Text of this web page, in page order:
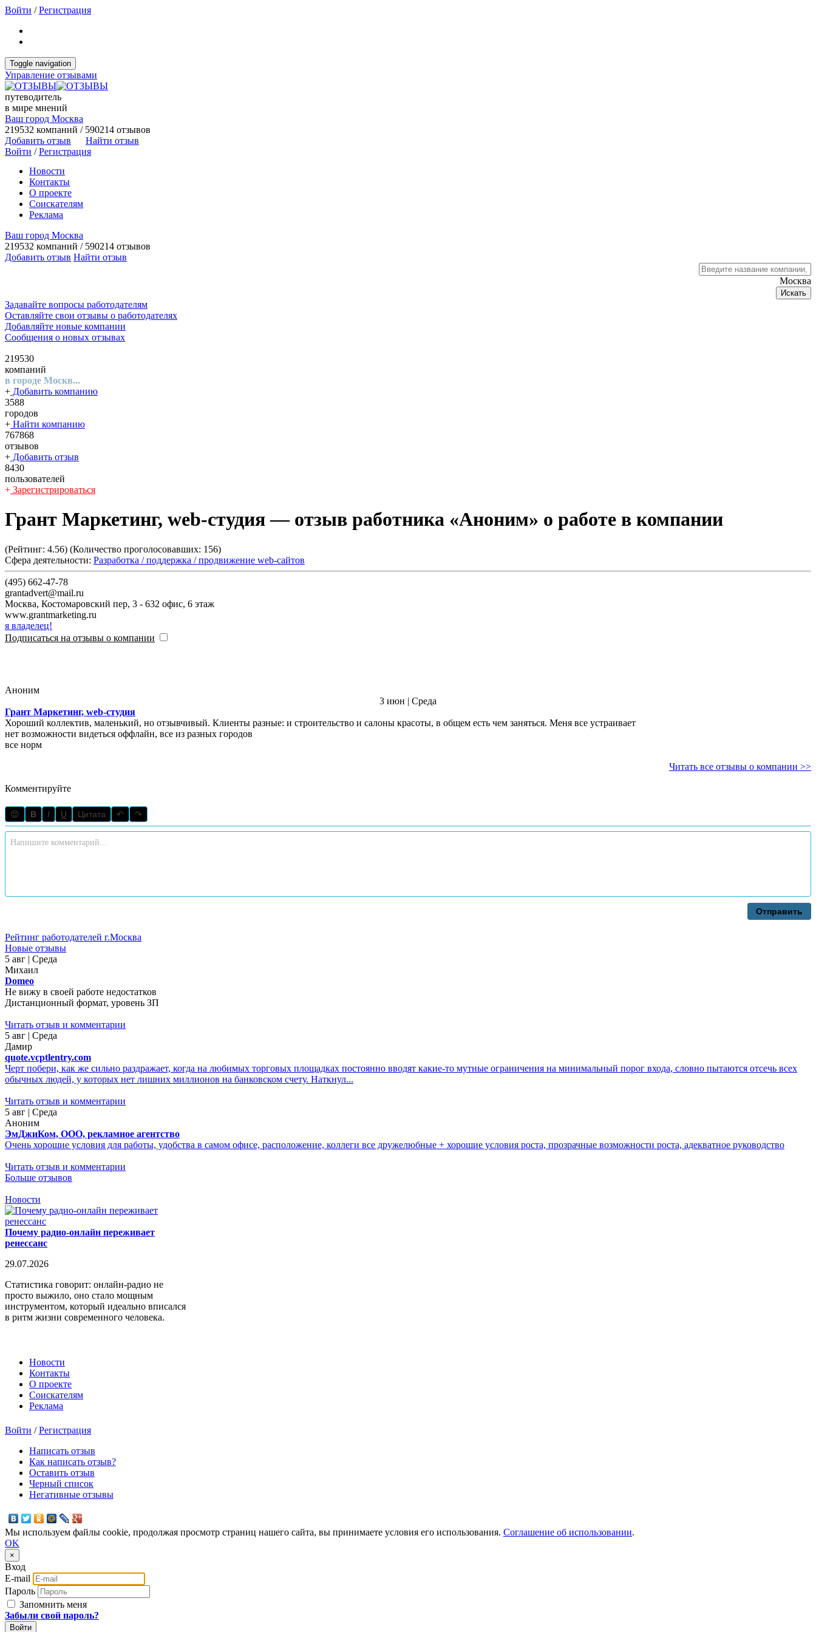
Войти /Регистрация
Toggle navigation
Управление отзывами
путеводитель
в мире мнений
Ваш город Москва
219532 компаний / 590214 отзывов
Добавить отзыв
Найти отзыв
Войти /Регистрация
Новости
Контакты
О проекте
Соискателям
Реклама
Ваш город Москва
219532 компаний / 590214 отзывов
Добавить отзыв Найти отзыв
Москва
Искать
Задавайте вопросы работодателям
Оставляйте свои отзывы о работодателях
Добавляйте новые компании
Сообщения о новых отзывах
219530
компаний
в городе Москв...
+ Добавить компанию
3588
городов
+ Найти компанию
767868
отзывов
+ Добавить отзыв
8430
пользователей
+ Зарегистрироваться
Грант Маркетинг, web-студия— отзыв работника «Аноним» о работе в компании
(Рейтинг: 4.56) (Количество проголосовавших: 156)
Сфера деятельности: Разработка / поддержка / продвижение web-сайтов
(495) 662-47-78
grantadvert@mail.ru
Москва,
Костомаровский пер, 3 - 632 офис, 6 этаж
www.grantmarketing.ru
я владелец!
Подписаться на отзывы о компании
Аноним
3 июн | Среда
Грант Маркетинг, web-студия
Хороший коллектив, маленький, но отзывчивый. Клиенты разные: и строительство и салоны красоты, в общем есть чем заняться. Меня все устраивает
нет возможности видеться оффлайн, все из разных городов
все норм
Читать все отзывы о компании >>
Комментируйте
😊 B I U Цитата ↶ ↷
Отправить
Рейтинг работодателей г.Москва
Новые отзывы
5 авг | Среда
Михаил
Domeo
Не вижу в своей работе недостатков
Дистанционный формат, уровень ЗП
Читать отзыв и комментарии
5 авг | Среда
Дамир
quote.vcptlentry.com
Черт побери, как же сильно раздражает, когда на любимых торговых площадках постоянно вводят какие-то мутные ограничения на минимальный порог входа, словно пытаются отсечь всех
обычных людей, у которых нет лишних миллионов на банковском счету. Наткнул...
Читать отзыв и комментарии
5 авг | Среда
Аноним
ЭмДжиКом, ООО, рекламное агентство
Очень хорошие условия для работы, удобства в самом офисе, расположение, коллеги все дружелюбные + хорошие условия роста, прозрачные возможности роста, адекватное руководство
Читать отзыв и комментарии
Больше отзывов
Новости
Почему радио-онлайн переживает
ренессанс
29.07.2026
Статистика говорит: онлайн-радио не
просто выжило, оно стало мощным
инструментом, который идеально вписался
в ритм жизни современного человека.
Новости
Контакты
О проекте
Соискателям
Реклама
Войти /Регистрация
Написать отзыв
Как написать отзыв?
Оставить отзыв
Черный список
Негативные отзывы
Мы используем файлы cookie, продолжая просмотр страниц нашего сайта, вы принимаете условия его использования. Соглашение об использовании.
OK
×
Вход
E-mail
Пароль
Запомнить меня
Забыли свой пароль?